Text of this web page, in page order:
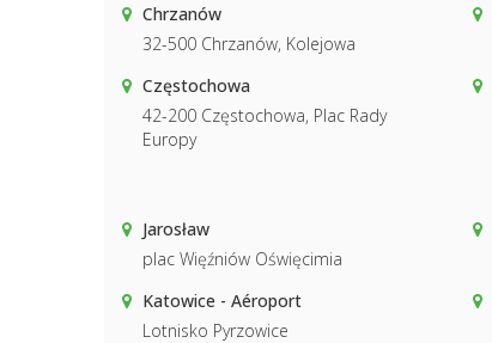
Chrzanów
32-500 Chrzanów, Kolejowa
Częstochowa
42-200 Częstochowa, Plac Rady
Europy
Jarosław
plac Więźniów Oświęcimia
Katowice - Aéroport
Lotnisko Pyrzowice